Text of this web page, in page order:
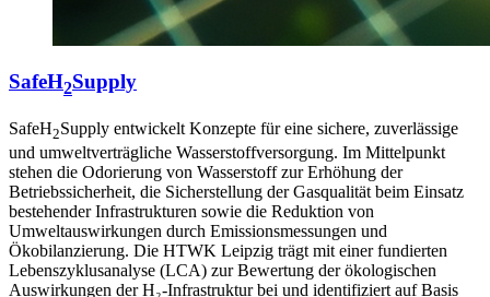
SafeH2Supply
SafeH2Supply entwickelt Konzepte für eine sichere, zuverlässige
und umweltverträgliche Wasserstoffversorgung. Im Mittelpunkt
stehen die Odorierung von Wasserstoff zur Erhöhung der
Betriebssicherheit, die Sicherstellung der Gasqualität beim Einsatz
bestehender Infrastrukturen sowie die Reduktion von
Umweltauswirkungen durch Emissionsmessungen und
Ökobilanzierung. Die HTWK Leipzig trägt mit einer fundierten
Lebenszyklusanalyse (LCA) zur Bewertung der ökologischen
Auswirkungen der H₂-Infrastruktur bei und identifiziert auf Basis